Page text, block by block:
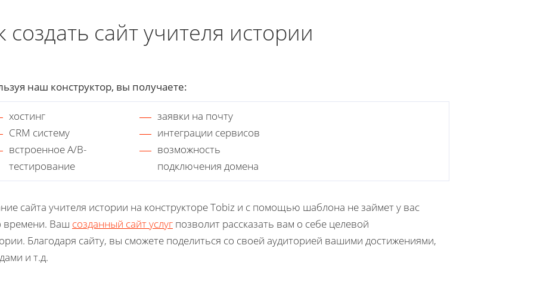
создать сайт учителя истории
наш конструктор, вы получаете:
хостинг
заявки на почту
CRM систему
интеграции сервисов
встроенное A/B-
тестирование
возможность
подключения домена
сайта учителя истории на конструкторе Tobiz и с помощью шаблона не займет у вас
времени. Ваш созданный сайт услуг позволит рассказать вам о себе целевой
Благодаря сайту, вы сможете поделиться со своей аудиторией вашими достижениями,
и т.д.